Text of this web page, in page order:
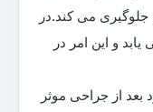
می کند.در
و این امر در
از جراحی موثر